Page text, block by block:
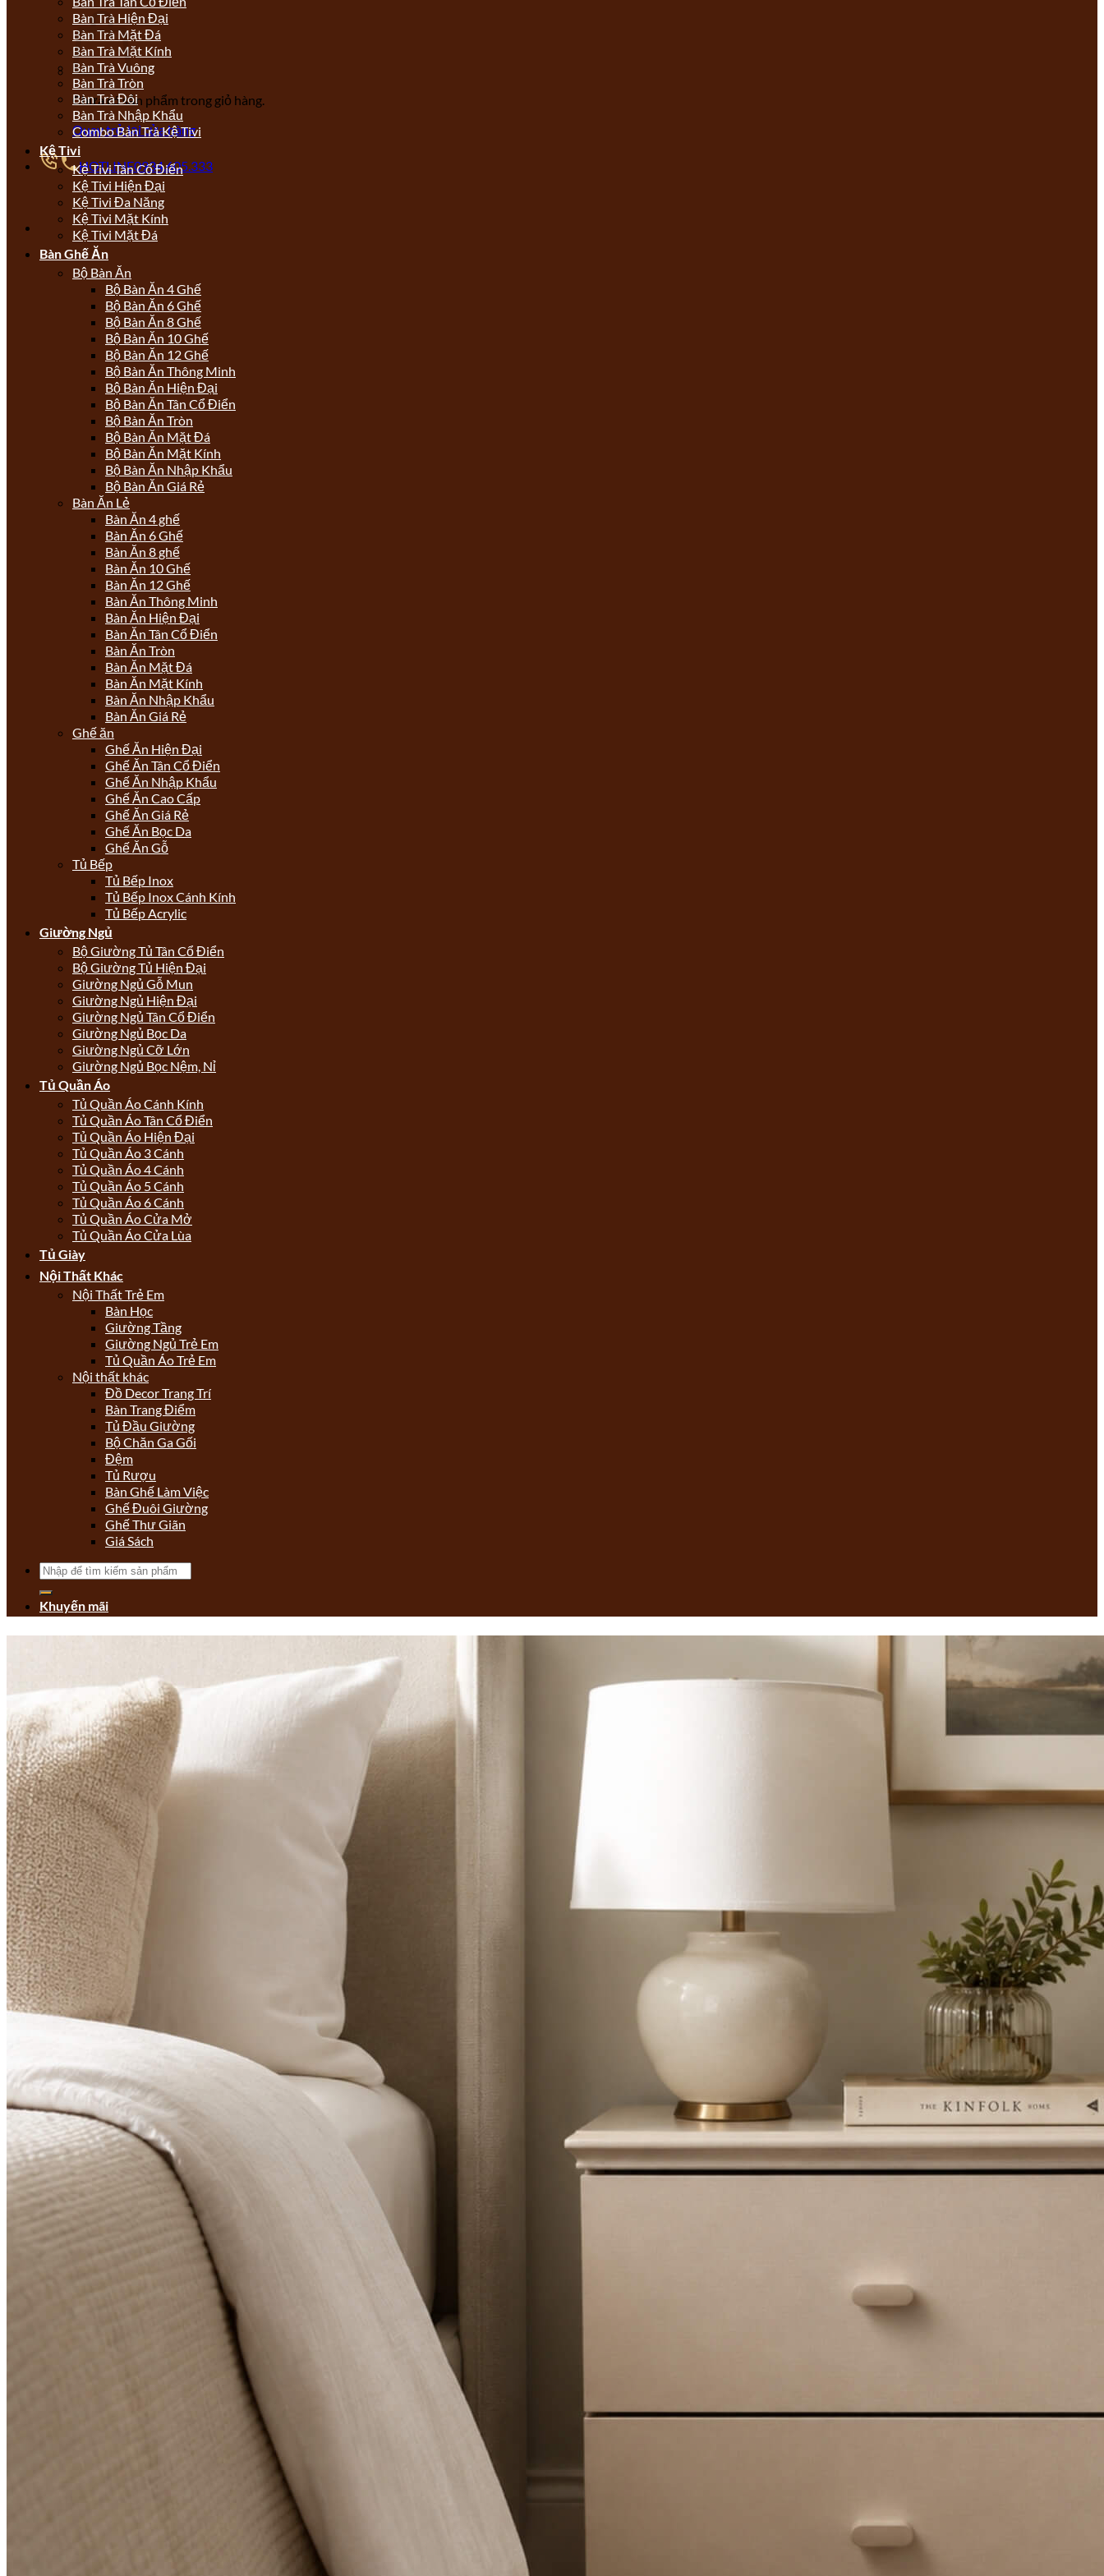
Chưa có sản phẩm trong giỏ hàng.
Quay trở lại cửa hàng
HOTLINE0934.605.333
Bàn Trà Hiện Đại
Bàn Trà Mặt Đá
Bàn Trà Mặt Kính
Bàn Trà Vuông
Bàn Trà Tròn
Bàn Trà Đôi
Bàn Trà Nhập Khẩu
Combo Bàn Trà Kệ Tivi
Kệ Tivi
Kệ Tivi Tân Cổ Điển
Kệ Tivi Hiện Đại
Kệ Tivi Đa Năng
Kệ Tivi Mặt Kính
Kệ Tivi Mặt Đá
Bàn Ghế Ăn
Bộ Bàn Ăn
Bộ Bàn Ăn 4 Ghế
Bộ Bàn Ăn 6 Ghế
Bộ Bàn Ăn 8 Ghế
Bộ Bàn Ăn 10 Ghế
Bộ Bàn Ăn 12 Ghế
Bộ Bàn Ăn Thông Minh
Bộ Bàn Ăn Hiện Đại
Bộ Bàn Ăn Tân Cổ Điển
Bộ Bàn Ăn Tròn
Bộ Bàn Ăn Mặt Đá
Bộ Bàn Ăn Mặt Kính
Bộ Bàn Ăn Nhập Khẩu
Bộ Bàn Ăn Giá Rẻ
Bàn Ăn Lẻ
Bàn Ăn 4 ghế
Bàn Ăn 6 Ghế
Bàn Ăn 8 ghế
Bàn Ăn 10 Ghế
Bàn Ăn 12 Ghế
Bàn Ăn Thông Minh
Bàn Ăn Hiện Đại
Bàn Ăn Tân Cổ Điển
Bàn Ăn Tròn
Bàn Ăn Mặt Đá
Bàn Ăn Mặt Kính
Bàn Ăn Nhập Khẩu
Bàn Ăn Giá Rẻ
Ghế ăn
Ghế Ăn Hiện Đại
Ghế Ăn Tân Cổ Điển
Ghế Ăn Nhập Khẩu
Ghế Ăn Cao Cấp
Ghế Ăn Giá Rẻ
Ghế Ăn Bọc Da
Ghế Ăn Gỗ
Tủ Bếp
Tủ Bếp Inox
Tủ Bếp Inox Cánh Kính
Tủ Bếp Acrylic
Giường Ngủ
Bộ Giường Tủ Tân Cổ Điển
Bộ Giường Tủ Hiện Đại
Giường Ngủ Gỗ Mun
Giường Ngủ Hiện Đại
Giường Ngủ Tân Cổ Điển
Giường Ngủ Bọc Da
Giường Ngủ Cỡ Lớn
Giường Ngủ Bọc Nệm, Nỉ
Tủ Quần Áo
Tủ Quần Áo Cánh Kính
Tủ Quần Áo Tân Cổ Điển
Tủ Quần Áo Hiện Đại
Tủ Quần Áo 3 Cánh
Tủ Quần Áo 4 Cánh
Tủ Quần Áo 5 Cánh
Tủ Quần Áo 6 Cánh
Tủ Quần Áo Cửa Mở
Tủ Quần Áo Cửa Lùa
Tủ Giày
Nội Thất Khác
Nội Thất Trẻ Em
Bàn Học
Giường Tầng
Giường Ngủ Trẻ Em
Tủ Quần Áo Trẻ Em
Nội thất khác
Đồ Decor Trang Trí
Bàn Trang Điểm
Tủ Đầu Giường
Bộ Chăn Ga Gối
Đệm
Tủ Rượu
Bàn Ghế Làm Việc
Ghế Đuôi Giường
Ghế Thư Giãn
Giá Sách
Tìm
kiếm:
Khuyến mãi